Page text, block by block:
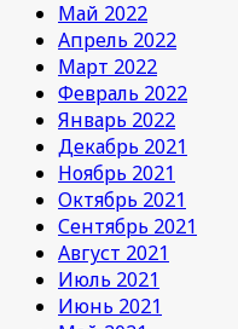
Май 2022
Апрель 2022
Март 2022
Февраль 2022
Январь 2022
Декабрь 2021
Ноябрь 2021
Октябрь 2021
Сентябрь 2021
Август 2021
Июль 2021
Июнь 2021